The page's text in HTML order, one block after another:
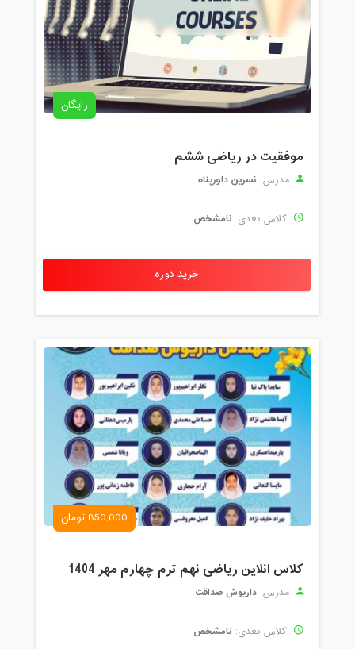
رایگان
موفقیت در ریاضی ششم
مدرس: نسرین داورپناه
کلاس بعدی: نامشخص
خرید دوره
850,000 تومان
کلاس انلاین ریاضی نهم ترم چهارم مهر 1404
مدرس: داریوش صداقت
کلاس بعدی: نامشخص